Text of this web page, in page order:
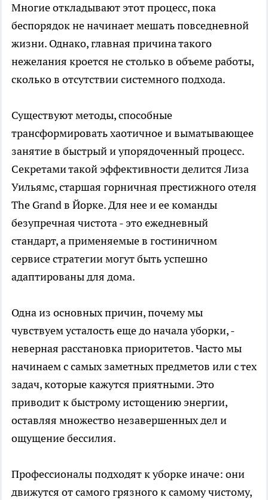
Многие откладывают этот процесс, пока
беспорядок не начинает мешать повседневной
жизни. Однако, главная причина такого
нежелания кроется не столько в объеме работы,
сколько в отсутствии системного подхода.
Существуют методы, способные
трансформировать хаотичное и выматывающее
занятие в быстрый и упорядоченный процесс.
Секретами такой эффективности делится Лиза
Уильямс, старшая горничная престижного отеля
The Grand в Йорке. Для нее и ее команды
безупречная чистота - это ежедневный
стандарт, а применяемые в гостиничном
сервисе стратегии могут быть успешно
адаптированы для дома.
Одна из основных причин, почему мы
чувствуем усталость еще до начала уборки, -
неверная расстановка приоритетов. Часто мы
начинаем с самых заметных предметов или с тех
задач, которые кажутся приятными. Это
приводит к быстрому истощению энергии,
оставляя множество незавершенных дел и
ощущение бессилия.
Профессионалы подходят к уборке иначе: они
движутся от самого грязного к самому чистому,